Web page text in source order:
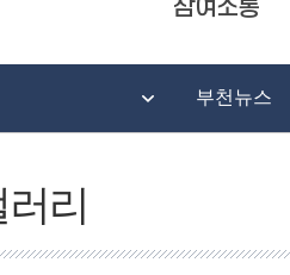
참여소통
부천뉴스
리